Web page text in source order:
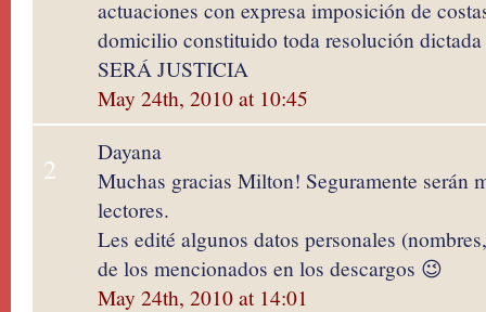
actuaciones con expresa imposición de
domicilio constituido toda resolución dictada
SERÁ JUSTICIA
May 24th, 2010 at 10:45
2
Dayana
Muchas gracias Milton! Seguramente serán
lectores.
Les edité algunos datos personales
de los mencionados en los descargos 😉
May 24th, 2010 at 14:01